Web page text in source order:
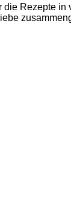
Rezepte